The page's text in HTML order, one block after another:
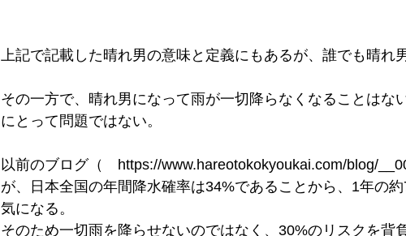
上記で記載した晴れ男の意味と定義にもあるが、誰でも晴れ
その一方で、晴れ男になって雨が一切降らなくなることはな
にとって問題ではない。
以前のブログ（　https://www.hareotokokyoukai.com/blog/
が、日本全国の年間降水確率は34%であることから、1年の
気になる。
そのため一切雨を降らせないのではなく、30%のリスクを背